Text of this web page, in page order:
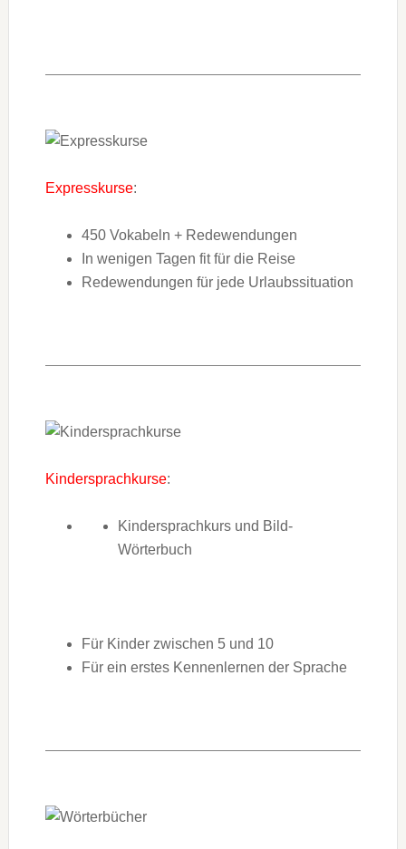
Expresskurse:
450 Vokabeln + Redewendungen
In wenigen Tagen fit für die Reise
Redewendungen für jede Urlaubssituation
Kindersprachkurse:
Kindersprachkurs und Bild-
Wörterbuch
Für Kinder zwischen 5 und 10
Für ein erstes Kennenlernen der Sprache